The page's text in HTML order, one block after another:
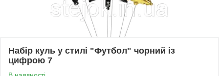
Набір куль у стилі "Футбол" чорний із
цифрою 7